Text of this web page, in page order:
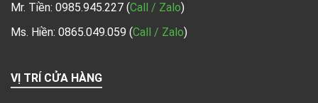
Mr. Tiền: 0985.945.227 (Call / Zalo)
Ms. Hiền: 0865.049.059 (Call / Zalo)
VỊ TRÍ CỬA HÀNG